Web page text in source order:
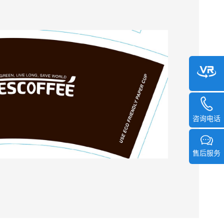
咨询电话
售后服务